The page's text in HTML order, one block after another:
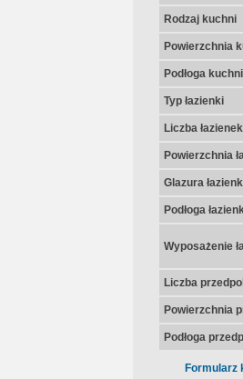
Rodzaj kuchni
Powierzchnia
Podłoga kuchni
Typ łazienki
Liczba łazienek
Powierzchnia
Glazura
Podłoga
Wyposażenie
Liczba
Powierzchnia
Podłoga
Formularz